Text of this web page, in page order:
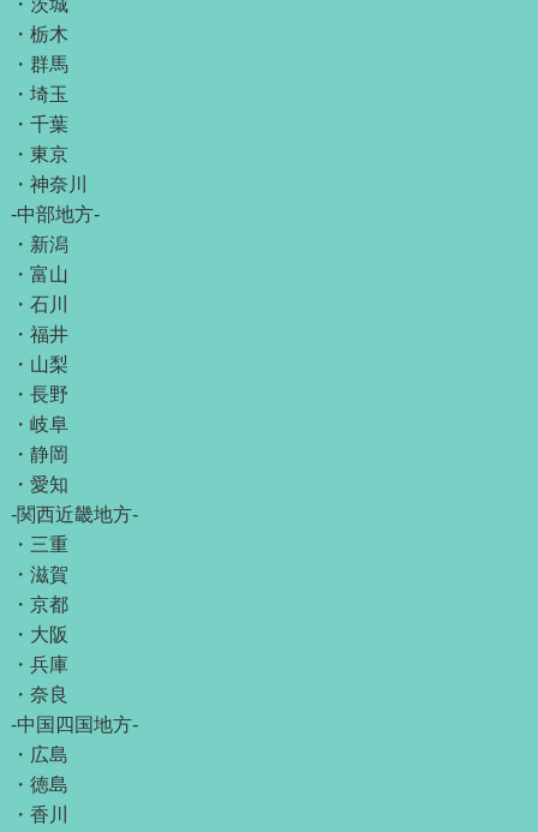
・ 栃木
・ 群馬
・ 埼玉
・ 千葉
・ 東京
・ 神奈川
-中部地方-
・ 新潟
・ 富山
・ 石川
・ 福井
・ 山梨
・ 長野
・ 岐阜
・ 静岡
・ 愛知
-関西近畿地方-
・ 三重
・ 滋賀
・ 京都
・ 大阪
・ 兵庫
・ 奈良
-中国四国地方-
・ 広島
・ 徳島
・ 香川